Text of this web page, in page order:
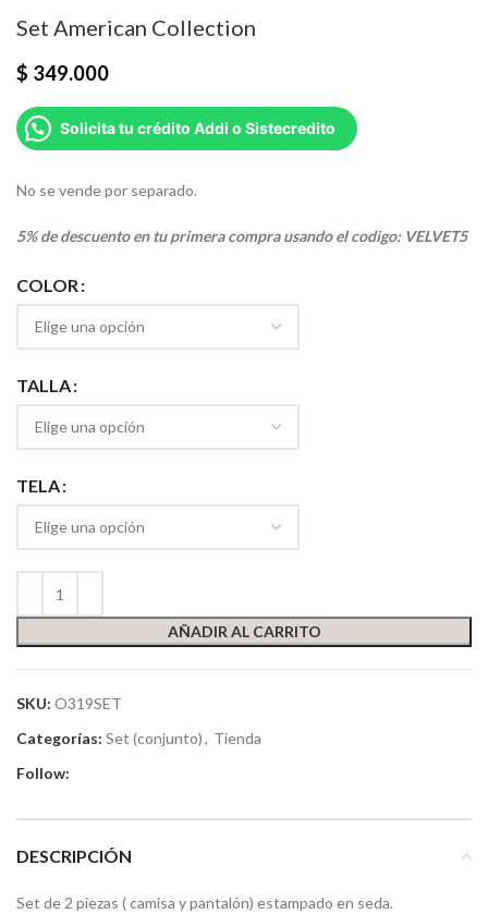
Set American Collection
$ 349.000
Solicita tu crédito Addi o Sistecredito
No se vende por separado.
5% de descuento en tu primera compra usando el codigo: VELVET5
COLOR
TALLA
TELA
AÑADIR AL CARRITO
SKU: O319SET
Categorías: Set (conjunto), Tienda
Follow:
DESCRIPCIÓN
Set de 2 piezas ( camisa y pantalón) estampado en seda.